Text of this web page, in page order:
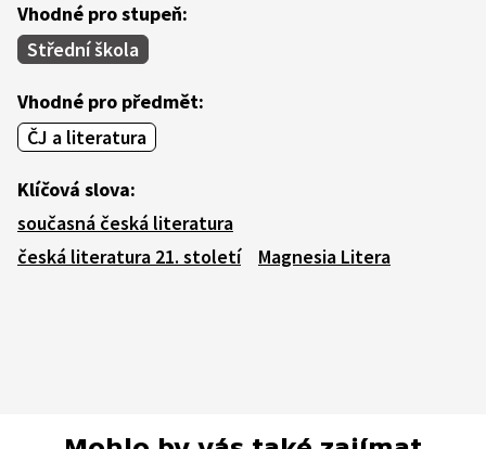
Vhodné pro stupeň:
Střední škola
Vhodné pro předmět:
ČJ a literatura
Klíčová slova:
současná česká literatura
česká literatura 21. století
Magnesia Litera